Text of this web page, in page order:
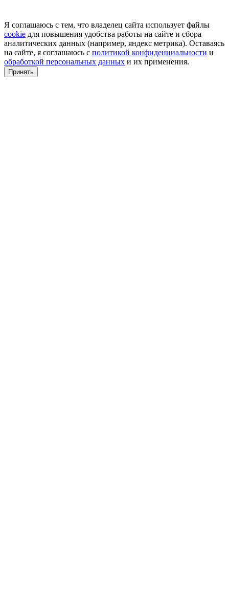
Я соглашаюсь с тем, что владелец сайта использует файлы
cookie для повышения удобства работы на сайте и сбора
аналитических данных (например, яндекс метрика). Оставаясь
на сайте, я соглашаюсь с политикой конфиденциальности и
обработкой персональных данных и их применения.
Принять